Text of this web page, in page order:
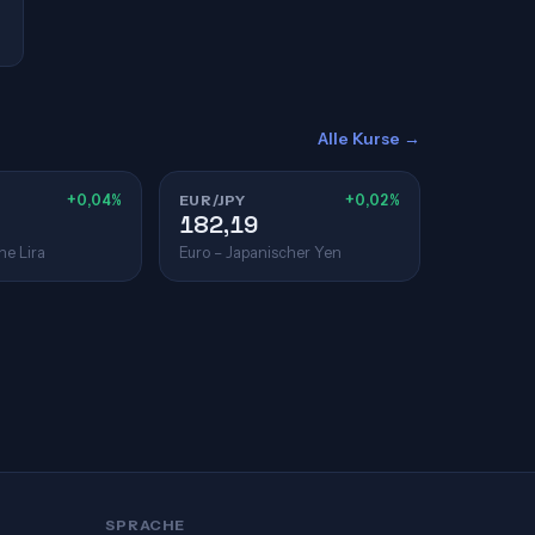
Alle Kurse →
+0,04%
Lira
EUR/JPY +0,02%
182,19
Euro – Japanischer Yen
SPRACHE